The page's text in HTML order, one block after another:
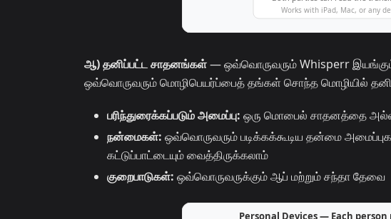
ஆ) தனிப்பட்ட சாதனங்கள்— ஒவ்வொருவரும் Whisperr
ஒவ்வொருவரும் மொழிபெயர்ப்பைத் தங்கள் சொந்த மொழியில்
பரிந்துரைக்கப்படும் அமைப்பு: ஒரு மொபைல் சாதனத்தை
நன்மைகள்: ஒவ்வொருவரும் படிக்கக்கூடிய தன்மை
கட்டுப்பாட்டையும் வைத்திருக்கலாம்
குறைபாடுகள்: ஒவ்வொருவருக்கும் ஆப் மற்றும் சந்தா தேவை